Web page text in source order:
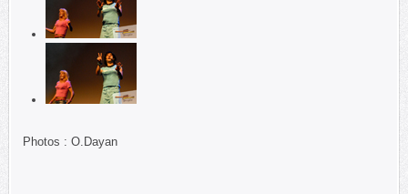
Photos : O.Dayan